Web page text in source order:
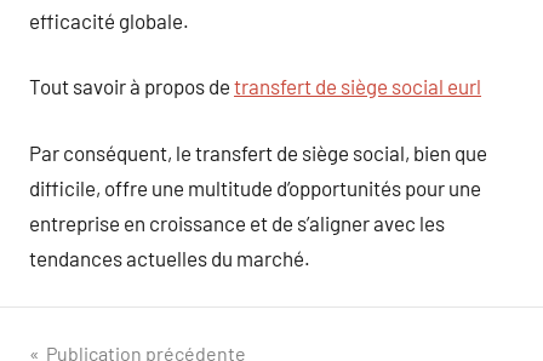
efficacité globale.
Tout savoir à propos de transfert de siège social eurl
Par conséquent, le transfert de siège social, bien que
difficile, offre une multitude d’opportunités pour une
entreprise en croissance et de s’aligner avec les
tendances actuelles du marché.
Publication précédente